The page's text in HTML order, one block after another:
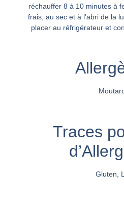
réchauffer 8 à 10 minutes à
frais, au sec et à l’abri de la
placer au réfrigérateur et
Traces
Gluten,